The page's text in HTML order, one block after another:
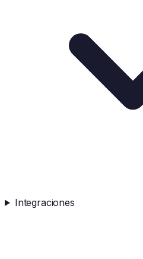
Integraciones